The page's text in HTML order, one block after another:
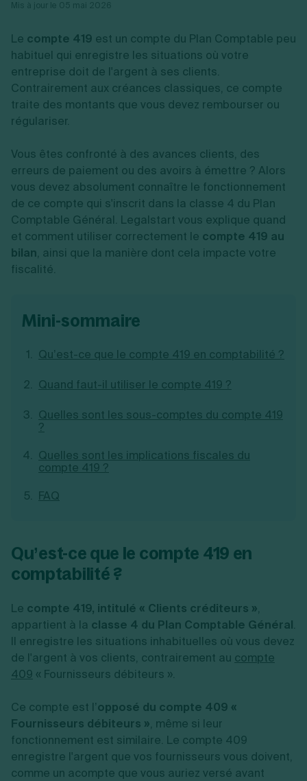
Restauration
Commerce
Transport
Autres
Ressources
Calcul de charges sociales
Estimation du coût de création
Calcul d'éligibilité à l'ACRE
Vérification de la disponibilité du nom d'entreprise
Générateur de mentions légales
Création d'entreprise
Augmentation de capital
Réduction de capital
Gérer son entreprise
Gestion comptable
Approbation des comptes
Protection des créations
Confidentialité de l'adresse du dirigeant
Fermer son entreprise
Radiation auto entrepreneur
Mise en sommeil
Dissolution-liquidation
Dépôt de bilan
Toutes les modifications
Par métier
Conseil/finance
Vente en ligne
Services aux entreprises
Construction/travaux
Transport
Autres
Par fonctionnalité
Logiciel de facturation
Logiciel de comptabilité
Gestion des achats
Gestion de la trésorerie
comptable LS Compta
Fiches EURL
Fiches SARL
Fiches SCI
Fiches auto-entrepreneur
Fiches association
Toutes les fiches sur la création
Autres démarches
Gestion d’entreprise
Fermeture d’entreprise
Exercice d’un métier
Recouvrement de factures
Gérer ses salariés
Sélection de fiches pratiques
Ouvrir sa société
Création d'entreprise
Création d'EURL
Création de SARL
Création de SAS
Création de SCI
Création d'association
Ouverture compte pro
Fermeture d’une entreprise
Création d'entreprise
Le compte 419 est un compte du Plan Comptable peu
habituel qui enregistre les situations où votre
entreprise doit de l'argent à ses clients.
Contrairement aux créances classiques, ce compte
traite des montants que vous devez rembourser ou
régulariser.
Vous êtes confronté à des avances clients, des
erreurs de paiement ou des avoirs à émettre ? Alors
vous devez absolument connaître le fonctionnement
de ce compte qui s'inscrit dans la classe 4 du Plan
Comptable Général. Legalstart vous explique quand
et comment utiliser correctement le compte 419 au
bilan, ainsi que la manière dont cela impacte votre
fiscalité.
mini-sommaire
Qu’est-ce que le compte 419 en comptabilité ?
Quand faut-il utiliser le compte 419 ?
Quelles sont les sous-comptes du compte 419
?
Quelles sont les implications fiscales du
compte 419 ?
FAQ
Qu’est-ce que le compte 419 en
comptabilité ?
Le compte 419, intitulé « Clients créditeurs »,
appartient à la classe 4 du Plan Comptable Général.
Il enregistre les situations inhabituelles où vous devez
de l'argent à vos clients, contrairement au compte
409 « Fournisseurs débiteurs ».
Ce compte est l’opposé du compte 409 «
Fournisseurs débiteurs », même si leur
fonctionnement est similaire. Le compte 409
enregistre l'argent que vos fournisseurs vous doivent,
comme un acompte que vous auriez versé avant